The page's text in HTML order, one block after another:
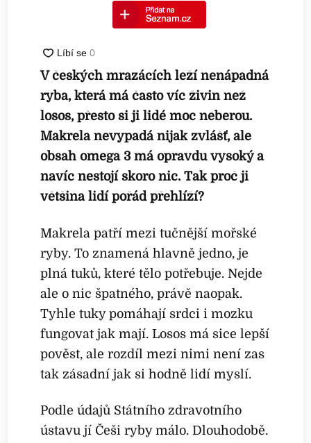
V českých mrazácích leží nenápadná
ryba, která má často víc živin než
losos, přesto si ji lidé moc neberou.
Makrela nevypadá nijak zvlášť, ale
obsah omega 3 má opravdu vysoký a
navíc nestojí skoro nic. Tak proč ji
většina lidí pořád přehlíží?
Makrela patří mezi tučnější mořské
ryby. To znamená hlavně jedno, je
plná tuků, které tělo potřebuje. Nejde
ale o nic špatného, právě naopak.
Tyhle tuky pomáhají srdci i mozku
fungovat jak mají. Losos má sice lepší
pověst, ale rozdíl mezi nimi není zas
tak zásadní jak si hodně lidí myslí.
Podle údajů Státního zdravotního
ústavu jí Češi ryby málo. Dlouhodobě.